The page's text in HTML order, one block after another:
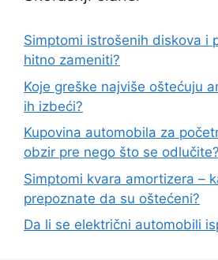
Simptomi istrošenih diskova i
hitno zameniti?
Koje greške najviše oštećuju
ih izbeći?
Kupovina automobila za
obzir pre nego što se odlučite?
Simptomi kvara amortizera –
prepoznate da su oštećeni?
Da li se električni automobili